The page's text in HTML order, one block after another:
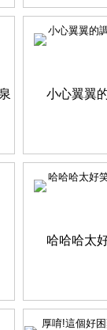
小心翼翼的
哈哈哈太好
厚唷!這個好